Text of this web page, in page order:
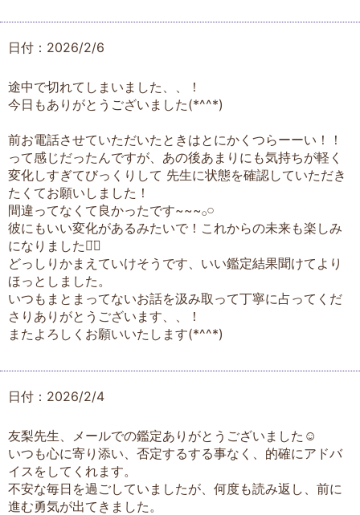
日付：2026/2/6
途中で切れてしまいました、、！
今日もありがとうございました(*^^*)
前お電話させていただいたときはとにかくつらーーい！！
って感じだったんですが、あの後あまりにも気持ちが軽く
変化しすぎてびっくりして 先生に状態を確認していただき
たくてお願いしました！
間違ってなくて良かったです~~~𓂂𓏸
彼にもいい変化があるみたいで！これからの未来も楽しみ
になりました‪⌄̈⃝
どっしりかまえていけそうです、いい鑑定結果聞けてより
ほっとしました。
いつもまとまってないお話を汲み取って丁寧に占ってくだ
さりありがとうございます、、！
またよろしくお願いいたします(*^^*)
日付：2026/2/4
友梨先生、メールでの鑑定ありがとうございました☺️
いつも心に寄り添い、否定するする事なく、的確にアドバ
イスをしてくれます。
不安な毎日を過ごしていましたが、何度も読み返し、前に
進む勇気が出てきました。